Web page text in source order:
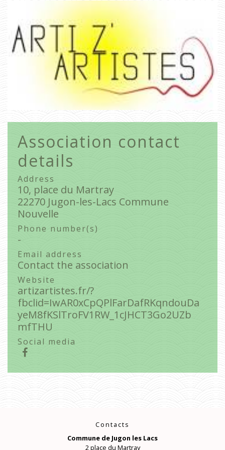
Association contact
details
Address
10, place du Martray
22270 Jugon-les-Lacs Commune
Nouvelle
Phone number(s)
-
Email address
Contact the association
Website
artizartistes.fr/?
fbclid=IwAR0xCpQPlFarDafRKqndouDa
yeM8fKSlTroFV1RW_1cJHCT3Go2UZb
mfTHU
Social media
Contacts
Commune de Jugon les Lacs
2 place du Martray